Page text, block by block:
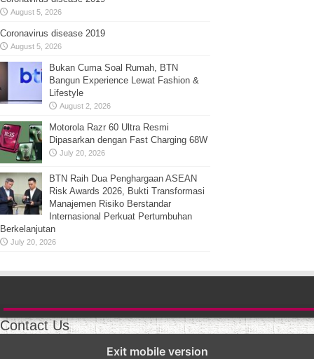
August 5, 2026
Coronavirus disease 2019
August 5, 2026
Bukan Cuma Soal Rumah, BTN
Bangun Experience Lewat Fashion &
Lifestyle
August 2, 2026
Motorola Razr 60 Ultra Resmi
Dipasarkan dengan Fast Charging 68W
July 20, 2026
BTN Raih Dua Penghargaan ASEAN
Risk Awards 2026, Bukti Transformasi
Manajemen Risiko Berstandar
Internasional Perkuat Pertumbuhan
Berkelanjutan
July 20, 2026
Contact Us
Exit mobile version